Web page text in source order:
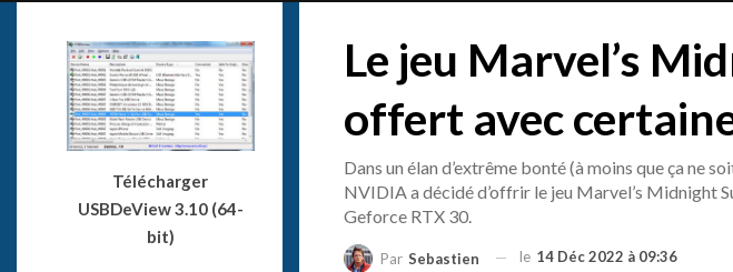
Le jeu Marvel’s
offert avec
Dans un élan d’extrême bonté (à moins que ça ne
NVIDIA a décidé d’offrir le jeu Marvel’s Midnight
Geforce RTX 30.
Par Sebastien le 14 Déc 2022 à 09:36
Télécharger
USBDeView 3.10 (64-
bit)